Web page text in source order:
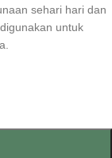
sehari hari dan
untuk